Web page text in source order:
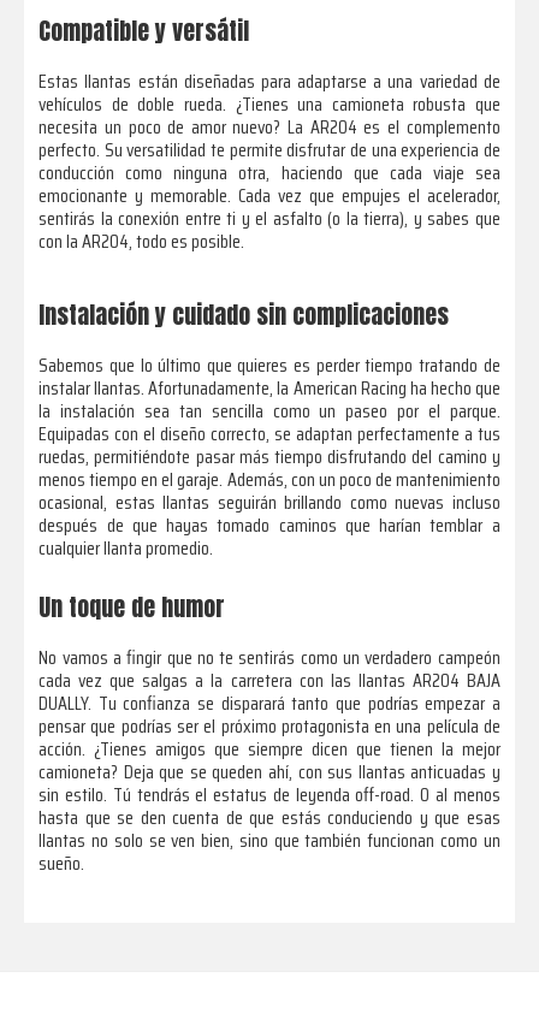
Compatible y versátil
Estas llantas están diseñadas para adaptarse a una variedad de
vehículos de doble rueda. ¿Tienes una camioneta robusta que
necesita un poco de amor nuevo? La AR204 es el complemento
perfecto. Su versatilidad te permite disfrutar de una experiencia de
conducción como ninguna otra, haciendo que cada viaje sea
emocionante y memorable. Cada vez que empujes el acelerador,
sentirás la conexión entre ti y el asfalto (o la tierra), y sabes que
con la AR204, todo es posible.
Instalación y cuidado sin complicaciones
Sabemos que lo último que quieres es perder tiempo tratando de
instalar llantas. Afortunadamente, la American Racing ha hecho que
la instalación sea tan sencilla como un paseo por el parque.
Equipadas con el diseño correcto, se adaptan perfectamente a tus
ruedas, permitiéndote pasar más tiempo disfrutando del camino y
menos tiempo en el garaje. Además, con un poco de mantenimiento
ocasional, estas llantas seguirán brillando como nuevas incluso
después de que hayas tomado caminos que harían temblar a
cualquier llanta promedio.
Un toque de humor
No vamos a fingir que no te sentirás como un verdadero campeón
cada vez que salgas a la carretera con las llantas AR204 BAJA
DUALLY. Tu confianza se disparará tanto que podrías empezar a
pensar que podrías ser el próximo protagonista en una película de
acción. ¿Tienes amigos que siempre dicen que tienen la mejor
camioneta? Deja que se queden ahí, con sus llantas anticuadas y
sin estilo. Tú tendrás el estatus de leyenda off-road. O al menos
hasta que se den cuenta de que estás conduciendo y que esas
llantas no solo se ven bien, sino que también funcionan como un
sueño.